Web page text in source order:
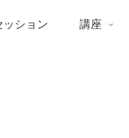
ッション 講座